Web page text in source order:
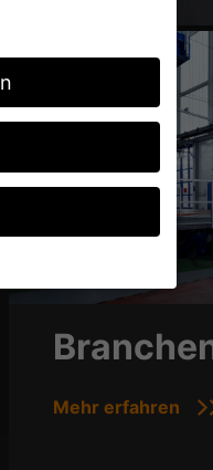
Mehr erfahren
und